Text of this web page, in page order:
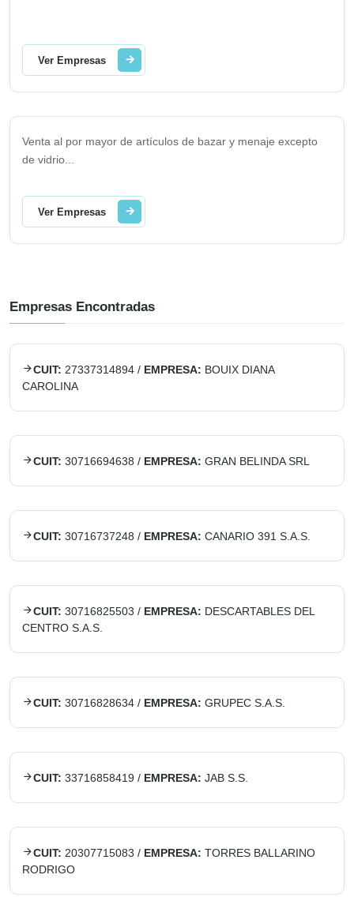
Ver Empresas
Venta al por mayor de artículos de bazar y menaje excepto
de vidrio
Ver Empresas
Empresas Encontradas
CUIT: 27337314894 / EMPRESA: BOUIX DIANA
CAROLINA
CUIT: 30716694638 / EMPRESA: GRAN BELINDA SRL
CUIT: 30716737248 / EMPRESA: CANARIO 391 S.A.S.
CUIT: 30716825503 / EMPRESA: DESCARTABLES DEL
CENTRO S.A.S.
CUIT: 30716828634 / EMPRESA: GRUPEC S.A.S.
CUIT: 33716858419 / EMPRESA: JAB S.S.
CUIT: 20307715083 / EMPRESA: TORRES BALLARINO
RODRIGO